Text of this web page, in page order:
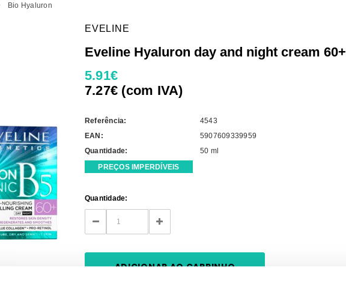
Bio Hyaluron
EVELINE
Eveline Hyaluron day and night cream 60+
5.91€
7.27€ (com IVA)
Referência:
4543
EAN:
5907609339959
Quantidade:
50 ml
PREÇOS IMPERDÍVEIS
Current
Stock:
Quantidade:
DECREASE
QUANTITY:
INCREASE
QUANTITY: